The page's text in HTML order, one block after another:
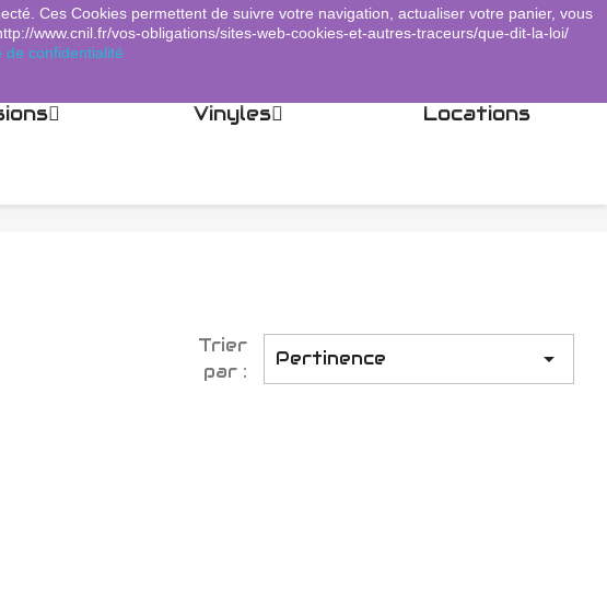
 Connexion shopping_cart Panier (0)
Vinyles Locations
Trier
par :
Pertinence 
Ces Cookies permettent de suivre votre navigation, actualiser votre panier, vous
www.cnil.fr/vos-obligations/sites-web-cookies-et-autres-traceurs/que-dit-la-loi/
de confidentialité